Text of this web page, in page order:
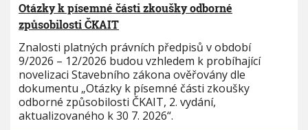
Otázky k písemné části zkoušky odborné
způsobilosti ČKAIT
Znalosti platných právních předpisů v období
9/2026 – 12/2026 budou vzhledem k probíhající
novelizaci Stavebního zákona ověřovány dle
dokumentu „Otázky k písemné části zkoušky
odborné způsobilosti ČKAIT, 2. vydání,
aktualizovaného k 30 7. 2026“.